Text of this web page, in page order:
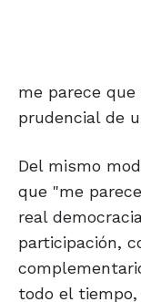
me parece
prudencial de
Del mismo
que "me
real
participación,
todo el